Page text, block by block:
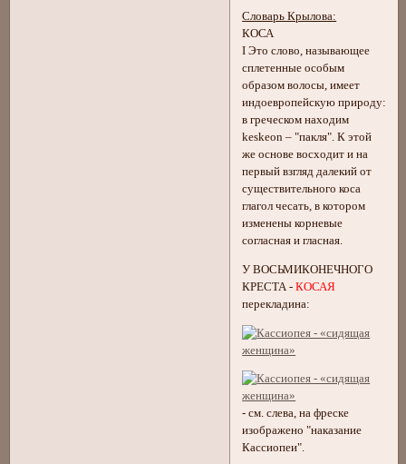
Словарь Крылова:
КОСА
I Это слово, называющее
сплетенные особым
образом волосы, имеет
индоевропейскую природу:
в греческом находим
keskeon – "пакля". К этой
же основе восходит и на
первый взгляд далекий от
существительного коса
глагол чесать, в котором
изменены корневые
согласная и гласная.
У ВОСЬМИКОНЕЧНОГО
КРЕСТА -КОСАЯ
перекладина:
- см. слева, на фреске
изображено "наказание
Кассиопеи".